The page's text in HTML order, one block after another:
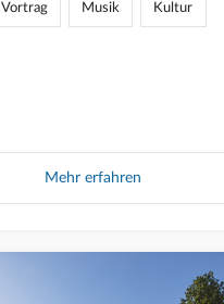
Vortrag Musik Kultur
Mehr erfahren